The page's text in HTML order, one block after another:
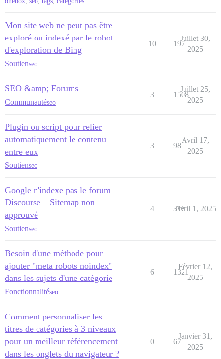
Mon site web ne peut pas être
exploré ou indexé par le robot
d'exploration de Bing
Soutienseo
10 197
Juillet 30,
2025
SEO &amp; Forums
Communautéseo
3 1508
Juillet 25,
2025
Plugin ou script pour relier
automatiquement le contenu
entre eux
Soutienseo
3 98
Avril 17,
2025
Google n'indexe pas le forum
Discourse – Sitemap non
approuvé
Soutienseo
4 318
Avril 1, 2025
Besoin d'une méthode pour
ajouter "meta robots noindex"
dans les sujets d'une catégorie
Fonctionnalitéseo
6 1321
Février 12,
2025
Comment personnaliser les
titres de catégories à 3 niveaux
pour un meilleur référencement
dans les onglets du navigateur ?
0 67
Janvier 31,
2025